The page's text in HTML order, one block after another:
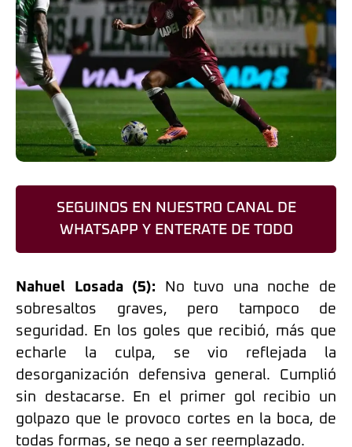
SEGUINOS EN NUESTRO CANAL DE
WHATSAPP Y ENTERATE DE TODO
Nahuel Losada (5): No tuvo una noche de
sobresaltos graves, pero tampoco de
seguridad. En los goles que recibió, más que
echarle la culpa, se vio reflejada la
desorganización defensiva general. Cumplió
sin destacarse. En el primer gol recibio un
golpazo que le provoco cortes en la boca, de
todas formas, se nego a ser reemplazado.